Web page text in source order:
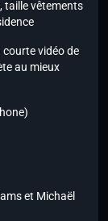
taille vêtements
courte vidéo de
au mieux
et Michaël